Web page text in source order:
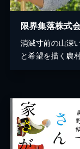
限界集落株式
消滅寸前の山深
と希望を描く農